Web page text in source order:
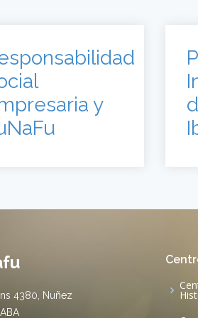
y
4380, Nuñez